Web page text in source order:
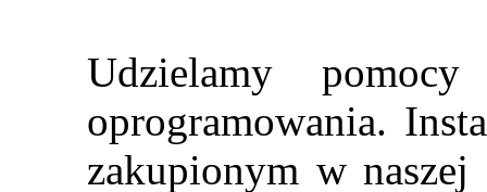
Udzielamy
oprogramowania.
zakupionym w